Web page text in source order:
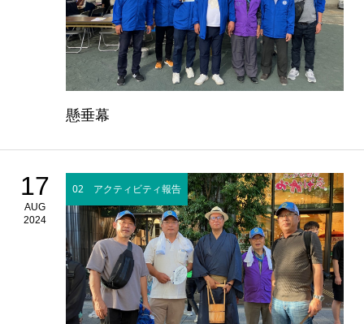
懸垂幕
17
AUG
2024
02 アクティビティ報告